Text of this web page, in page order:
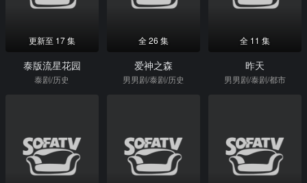
更新至 17 集
泰版流星花园
泰剧/历史
全 26 集
爱神之森
男男剧/泰剧/历史
全 11 集
昨天
男男剧/泰剧/都市